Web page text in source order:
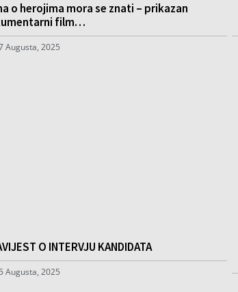
o herojima mora se znati – prikazan
film…
Augusta, 2025
O INTERVJU KANDIDATA
Augusta, 2025